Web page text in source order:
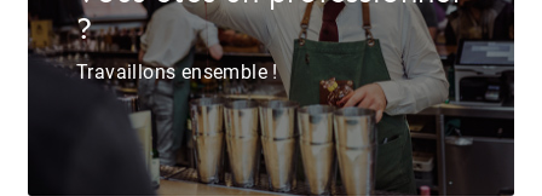
?
Travaillons ensemble !